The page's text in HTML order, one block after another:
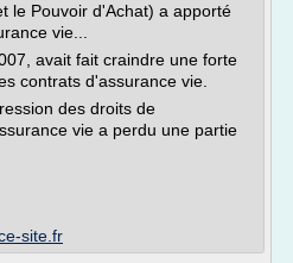
le Pouvoir d'Achat) a apporté
vie...
avait fait craindre une forte
contrats d'assurance vie.
des droits de
vie a perdu une partie
site.fr